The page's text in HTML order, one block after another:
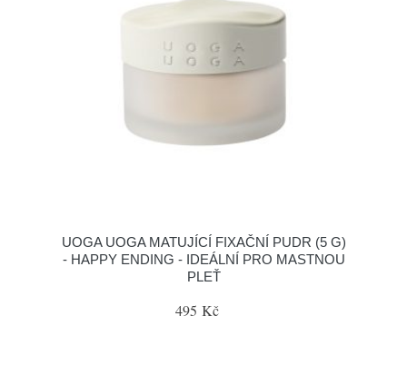
UOGA UOGA MATUJÍCÍ FIXAČNÍ PUDR (5 G)
- HAPPY ENDING - IDEÁLNÍ PRO MASTNOU
PLEŤ
495 Kč